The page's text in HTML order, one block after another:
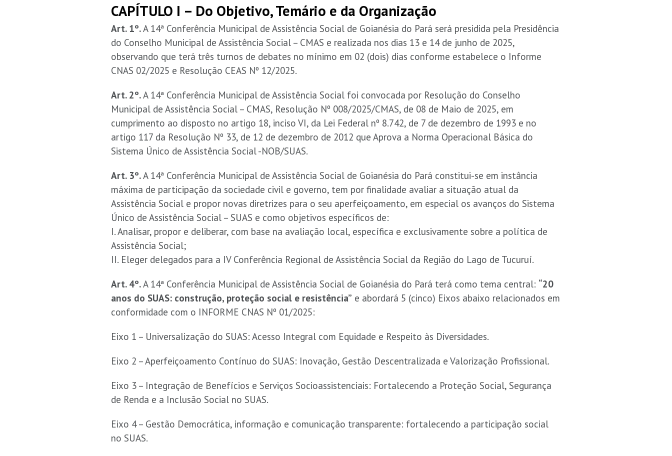
CAPÍTULO I – Do Objetivo, Temário e da Organização
Art. 1º.A 14ª Conferência Municipal de Assistência Social de Goianésia do Pará será presidida pela Presidência
do Conselho Municipal de Assistência Social – CMAS e realizada nos dias 13 e 14 de junho de 2025,
observando que terá três turnos de debates no mínimo em 02 (dois) dias conforme estabelece o Informe
CNAS 02/2025 e Resolução CEAS Nº 12/2025.
Art. 2º.A 14ª Conferência Municipal de Assistência Social foi convocada por Resolução do Conselho
Municipal de Assistência Social – CMAS, Resolução Nº 008/2025/CMAS, de 08 de Maio de 2025, em
cumprimento ao disposto no artigo 18, inciso VI, da Lei Federal nº 8.742, de 7 de dezembro de 1993 e no
artigo 117 da Resolução Nº 33, de 12 de dezembro de 2012 que Aprova a Norma Operacional Básica do
Sistema Único de Assistência Social -NOB/SUAS.
Art. 3º.A 14ª Conferência Municipal de Assistência Social de Goianésia do Pará constitui-se em instância
máxima de participação da sociedade civil e governo, tem por finalidade avaliar a situação atual da
Assistência Social e propor novas diretrizes para o seu aperfeiçoamento, em especial os avanços do Sistema
Único de Assistência Social – SUAS e como objetivos específicos de:
I. Analisar, propor e deliberar, com base na avaliação local, específica e exclusivamente sobre a política de
Assistência Social;
II. Eleger delegados para a IV Conferência Regional de Assistência Social da Região do Lago de Tucuruí.
Art. 4º.A 14ª Conferência Municipal de Assistência Social de Goianésia do Pará terá como tema central: “20
anos do SUAS: construção, proteção social e resistência” e abordará 5 (cinco) Eixos abaixo relacionados em
conformidade com o INFORME CNAS Nº 01/2025:
Eixo 1 – Universalização do SUAS: Acesso Integral com Equidade e Respeito às Diversidades.
Eixo 2 – Aperfeiçoamento Contínuo do SUAS: Inovação, Gestão Descentralizada e Valorização Profissional.
Eixo 3 – Integração de Benefícios e Serviços Socioassistenciais: Fortalecendo a Proteção Social, Segurança
de Renda e a Inclusão Social no SUAS.
Eixo 4 – Gestão Democrática, informação e comunicação transparente: fortalecendo a participação social
no SUAS.